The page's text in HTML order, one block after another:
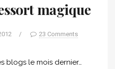
magique
/ 23 Comments
blogs le mois dernier…